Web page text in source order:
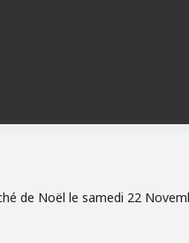
de Noël le samedi 22